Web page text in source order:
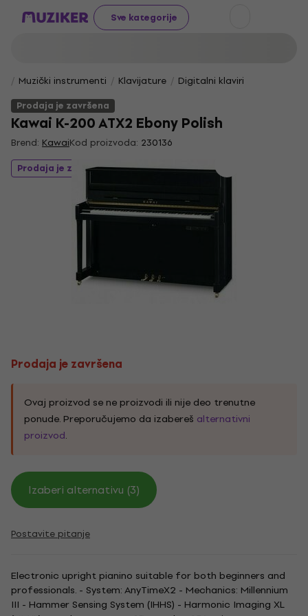
Sve kategorije
Muzički instrumenti Klavijature
Digitalni klaviri
Prodaja je završena
Kawai K-200 ATX2 Ebony Polish
Brend: KawaiKod proizvoda: 230136
Prodaja je završena
Prodaja je završena
Ovaj proizvod se ne proizvodi ili nije deo trenutne
ponude. Preporučujemo da izabereš alternativni
proizvod.
Izaberi alternativu (3)
Postavite pitanje
Electronic upright pianino suitable for both beginners and
professionals. - System: AnyTimeX2 - Mechanics: Millennium
III - Hammer Sensing System (IHHS) - Harmonic Imaging XL